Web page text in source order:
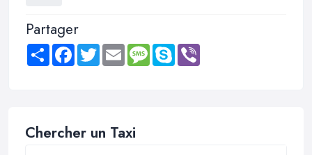
Partager
Share FacebookTwitter Email MessageSkype
Chercher un Taxi